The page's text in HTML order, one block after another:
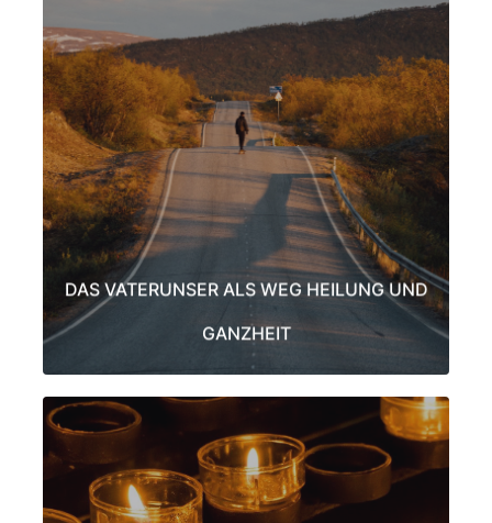
DAS VATERUNSER ALS WEG HEILUNG UND
GANZHEIT
DAS VATERUNSER ALS WEG HEILUNG
UND GANZHEIT
Das Vaterunser ist das am meisten rezitierte Gebet der Welt.
Und doch wurde es ursprünglich nur zweimal an nur eine
Handvoll Studenten geliefert. Bemerkenswert ist auch, dass es
vollständig im Plural geschrieben ist (frei von persönlichem
Egoismus) und aus 7 Zeilen besteht (die auf wundersame Weise
den sieben haupt Charkas entsprechen).
LEARN MORE
MOMENTANER WANDEL IN DIE 5